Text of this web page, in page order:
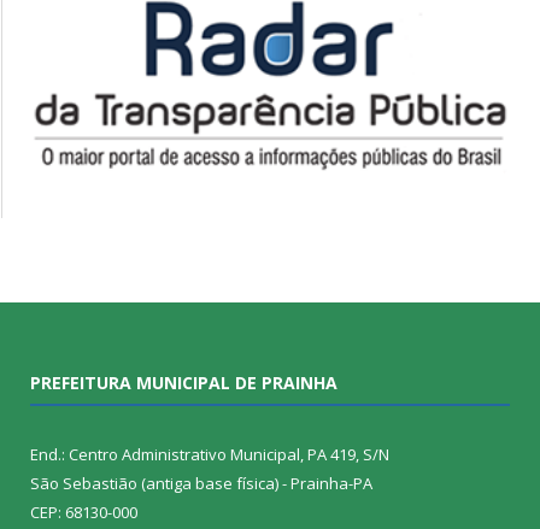
PREFEITURA MUNICIPAL DE PRAINHA
End.: Centro Administrativo Municipal, PA 419, S/N
São Sebastião (antiga base física) - Prainha-PA
CEP: 68130-000